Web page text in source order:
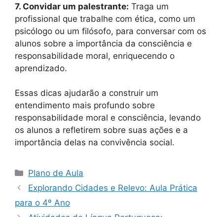
7. Convidar um palestrante: Traga um
profissional que trabalhe com ética, como um
psicólogo ou um filósofo, para conversar com os
alunos sobre a importância da consciência e
responsabilidade moral, enriquecendo o
aprendizado.
Essas dicas ajudarão a construir um
entendimento mais profundo sobre
responsabilidade moral e consciência, levando
os alunos a refletirem sobre suas ações e a
importância delas na convivência social.
Categorias
Plano de Aula
Explorando Cidades e Relevo: Aula Prática
para o 4º Ano